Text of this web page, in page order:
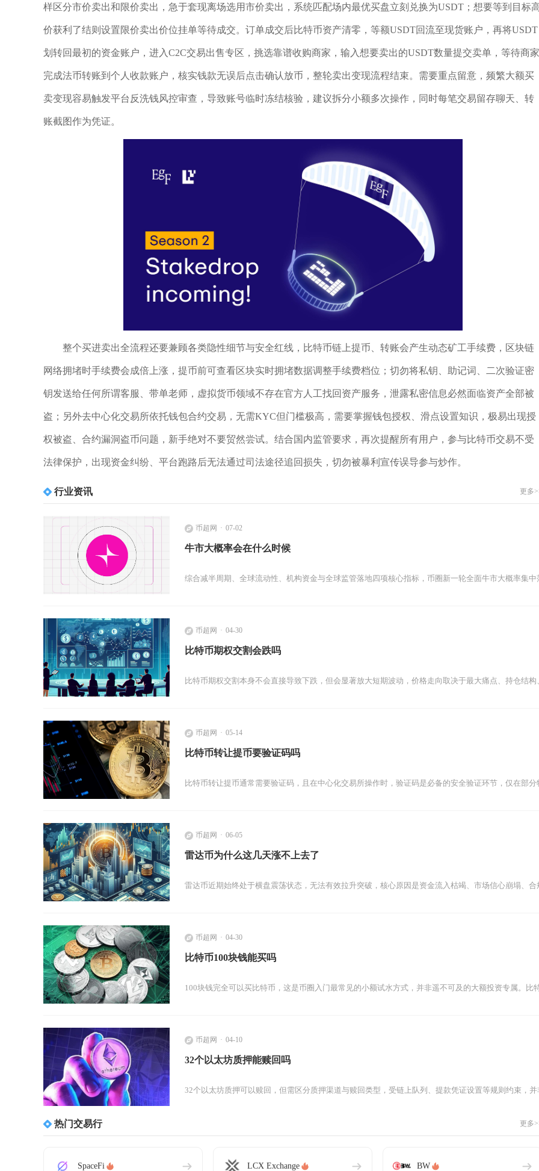
样区分市价卖出和限价卖出，急于套现离场选用市价卖出，系统匹配场内最优买盘立刻兑换为USDT；想要等到目标
价获利了结则设置限价卖出价位挂单等待成交。订单成交后比特币资产清零，等额USDT回流至现货账户，再将USDT
划转回最初的资金账户，进入C2C交易出售专区，挑选靠谱收购商家，输入想要卖出的USDT数量提交卖单，等待商家
完成法币转账到个人收款账户，核实钱款无误后点击确认放币，整轮卖出变现流程结束。需要重点留意，频繁大额买
卖变现容易触发平台反洗钱风控审查，导致账号临时冻结核验，建议拆分小额多次操作，同时每笔交易留存聊天、转
账截图作为凭证。
整个买进卖出全流程还要兼顾各类隐性细节与安全红线，比特币链上提币、转账会产生动态矿工手续费，区块链
网络拥堵时手续费会成倍上涨，提币前可查看区块实时拥堵数据调整手续费档位；切勿将私钥、助记词、二次验证密
钥发送给任何所谓客服、带单老师，虚拟货币领域不存在官方人工找回资产服务，泄露私密信息必然面临资产全部被
盗；另外去中心化交易所依托钱包合约交易，无需KYC但门槛极高，需要掌握钱包授权、滑点设置知识，极易出现授
权被盗、合约漏洞盗币问题，新手绝对不要贸然尝试。结合国内监管要求，再次提醒所有用户，参与比特币交易不受
法律保护，出现资金纠纷、平台跑路后无法通过司法途径追回损失，切勿被暴利宣传误导参与炒作。
行业资讯 更多
币超网 07-02
牛市大概率会在什么时候
综合减半周期、全球流动性、机构资金与全球监管落地四项核心指标，币圈新一轮全面牛市大概率集中
币超网 04-30
比特币期权交割会跌吗
比特币期权交割本身不会直接导致下跌，但会显著放大短期波动，价格走向取决于最大痛点、持仓结构
币超网 05-14
比特币转让提币要验证码吗
比特币转让提币通常需要验证码，且在中心化交易所操作时，验证码是必备的安全验证环节，仅在部分
币超网 06-05
雷达币为什么这几天涨不上去了
雷达币近期始终处于横盘震荡状态，无法有效拉升突破，核心原因是资金流入枯竭、市场信心崩塌、合
币超网 04-30
比特币100块钱能买吗
100块钱完全可以买比特币，这是币圈入门最常见的小额试水方式，并非遥不可及的大额投资专属。比
币超网 04-10
32个以太坊质押能赎回吗
32个以太坊质押可以赎回，但需区分质押渠道与赎回类型，受链上队列、提款凭证设置等规则约束，并
热门交易行 更多
SpaceFi LCX Exchange BW